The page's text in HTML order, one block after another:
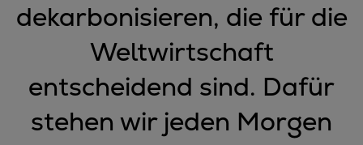
dekarbonisieren, die für die
Weltwirtschaft
entscheidend sind. Dafür
stehen wir jeden Morgen